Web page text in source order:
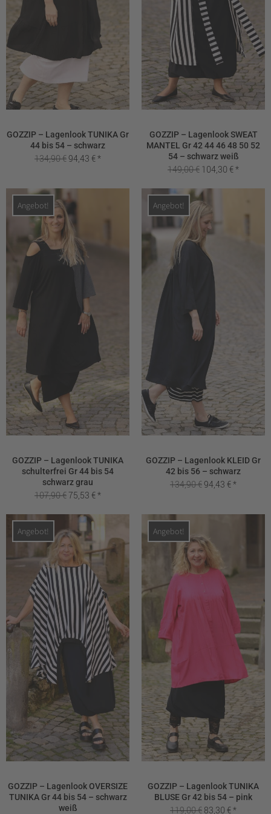
GOZZIP – Lagenlook TUNIKA Gr
44 bis 54 – schwarz
134,90€Ursprünglicher
134,90 €
94,43 €Aktueller
GOZZIP – Lagenlook SWEAT
MANTEL Gr 42 44 46 48 50 52
54 – schwarz weiß
149,00€ Ursprünglicher
war:
149,00 €
104,30 €Aktueller
Angebot!
GOZZIP – Lagenlook TUNIKA
schulterfrei Gr 44 bis 54
schwarz grau
107,90€Ursprünglicher
war:
107,90 €
75,53 €Aktueller
Angebot!
GOZZIP – Lagenlook KLEID Gr
42 bis 56 – schwarz
134,90€Ursprünglicher
94,43 €Aktueller
Angebot!
GOZZIP – Lagenlook OVERSIZE
TUNIKA Gr 44 bis 54 – schwarz
weiß
Angebot!
GOZZIP – Lagenlook TUNIKA
BLUSE Gr 42 bis 54 – pink
119,00€ Ursprünglicher
83,30 €Aktueller